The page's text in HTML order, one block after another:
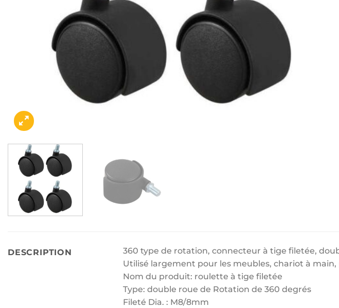
DESCRIPTION
360 type de rotation, connecteur à tige filetée,
Utilisé largement pour les meubles, chariot à
Nom du produit: roulette à tige filetée
Type: double roue de Rotation de 360 degrés
Fileté Dia. : M8/8mm